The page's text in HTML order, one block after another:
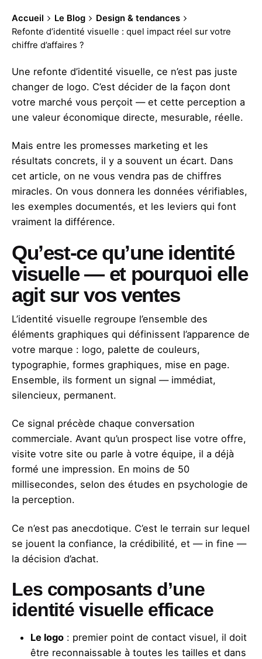
Accueil Le Blog
Design & tendances
Refonte d’identité visuelle : quel impact réel sur votre
chiffre d’affaires ?
Une refonte d’identité visuelle, ce n’est pas juste
changer de logo. C’est décider de la façon dont
votre marché vous perçoit — et cette perception a
une valeur économique directe, mesurable, réelle.
Mais entre les promesses marketing et les
résultats concrets, il y a souvent un écart. Dans
cet article, on ne vous vendra pas de chiffres
miracles. On vous donnera les données vérifiables,
les exemples documentés, et les leviers qui font
vraiment la différence.
Qu’est-ce qu’une identité
visuelle — et pourquoi elle
agit sur vos ventes
L’identité visuelle regroupe l’ensemble des
éléments graphiques qui définissent l’apparence de
votre marque : logo, palette de couleurs,
typographie, formes graphiques, mise en page.
Ensemble, ils forment un signal — immédiat,
silencieux, permanent.
Ce signal précède chaque conversation
commerciale. Avant qu’un prospect lise votre offre,
visite votre site ou parle à votre équipe, il a déjà
formé une impression. En moins de 50
millisecondes, selon des études en psychologie de
la perception.
Ce n’est pas anecdotique. C’est le terrain sur lequel
se jouent la confiance, la crédibilité, et — in fine —
la décision d’achat.
Les composants d’une
identité visuelle efficace
Le logo : premier point de contact visuel, il doit
être reconnaissable à toutes les tailles et dans